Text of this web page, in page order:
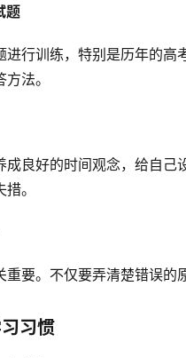
题
进行训练，特别是历年的
法。
成良好的时间观念，给自
。
重要。不仅要弄清楚错误的
习惯